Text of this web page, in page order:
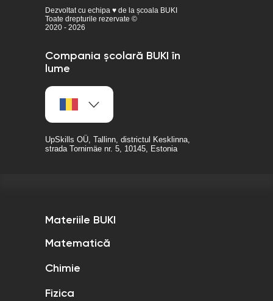
Dezvoltat cu echipa ♥ de la școala BUKI
Toate drepturile rezervate ©
2020 - 2026
Compania școlară BUKI în
lume
UpSkills OÜ, Tallinn, districtul Kesklinna,
strada Tornimäe nr. 5, 10145, Estonia
Materiile BUKI
Matematică
Chimie
Fizica